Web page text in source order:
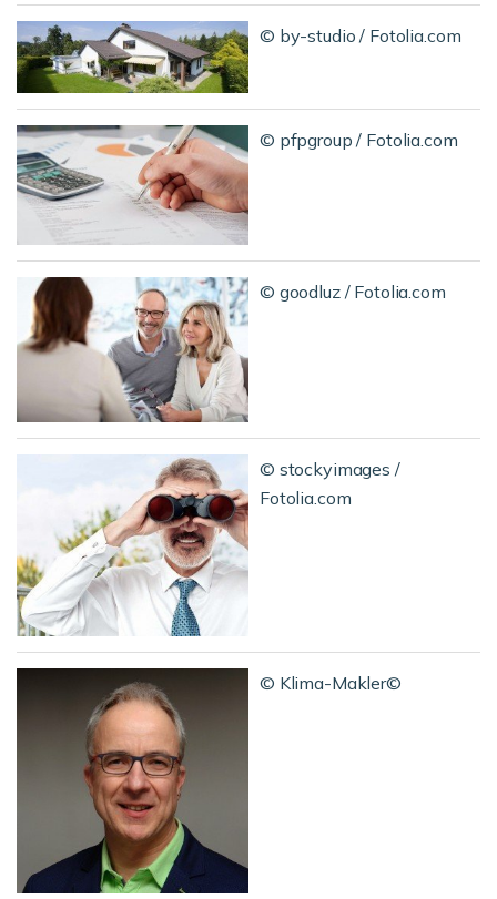
© by-studio / Fotolia.com
© pfpgroup / Fotolia.com
© goodluz / Fotolia.com
© stockyimages /
Fotolia.com
© Klima-Makler©